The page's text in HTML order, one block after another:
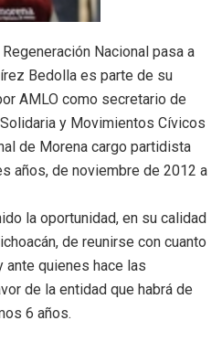
Nacional pasa a
Bedolla es parte de su
AMLO como secretario de
y Movimientos Cívicos
de Morena cargo partidista
años, de noviembre de 2012 a
la oportunidad, en su calidad
de reunirse con cuanto
ante quienes hace las
de la entidad que habrá de
6 años.